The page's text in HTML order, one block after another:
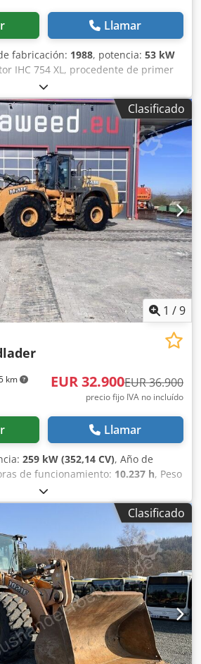
Llamar
fabricación: 1988, potencia: 53 kW
IHC 754 XL, procedente de primer
condiciones. Horas de
8600. Año de
delantero. Toma de fuerza
de 30 km/h. Precio: 24.500,00
null. Dcjdpfx Aezdmuteagok
Clasificado
1 /9
km EUR 32.900EUR 36.900
precio fijo IVA no incluído
Llamar
259 kW (352,14 CV), Año de
de funcionamiento: 10.237 h, Peso
obtener más información,
Emal Jaweed. Cargadora de
Case 1121F, año de fabricación
10.237 h, longitud: 8.960 mm,
3.570 mm, peso bruto máximo
motor: Case, potencia del motor: 239
báscula, hidráulica auxiliar,
engrase automático,
longitud: 1.800 mm, ancho: 3.000
video disponible. Djdjyn Nfwspfx
más de 200 unidades a la
se encuentra a 30 km al norte
Clasificado